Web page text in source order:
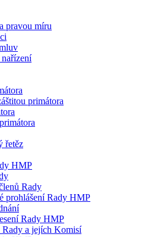
pravou míru
primátora
řetěz
HMP
Rady
prohlášení Rady HMP
Rady HMP
Rady a jejích Komisí